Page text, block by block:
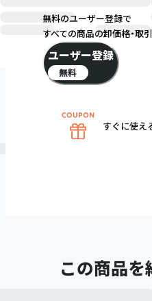
この商品
無料のユーザー登録で
すべての商品の卸価格・取
ユーザー登録
無料
すぐに使え